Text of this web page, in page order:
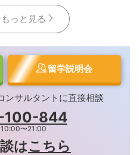
っと見る
留学説明会
ンサルタントに直接相談
844
〜21:00
はこちら